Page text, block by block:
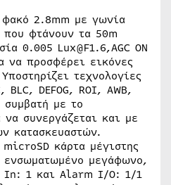
2.8mm με γωνία
φτάνουν τα 50m
0.005 Lux@F1.6,AGC ON
να προσφέρει εικόνες
τεχνολογίες
BLC, DEFOG, ROI, AWB,
συμβατή με το
συνεργάζεται και με
κατασκευαστών.
κάρτα μέγιστης
ενσωματωμένο μεγάφωνο,
In: 1 και Alarm I/O: 1/1